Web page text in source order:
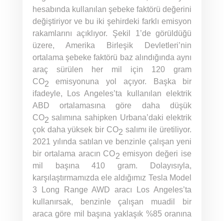
hesabında kullanılan şebeke faktörü değerini
değiştiriyor ve bu iki şehirdeki farklı emisyon
rakamlarını açıklıyor. Şekil 1’de görüldüğü
üzere, Amerika Birleşik Devletleri’nin
ortalama şebeke faktörü baz alındığında aynı
araç sürülen her mil için 120 gram
CO2
emisyonuna yol açıyor. Başka bir
ifadeyle, Los Angeles’ta kullanılan elektrik
ABD ortalamasına göre daha düşük
CO2 salımına sahipken Urbana’daki elektrik
çok daha yüksek bir CO2 salımı ile üretiliyor.
2021 yılında satılan ve benzinle çalışan yeni
bir ortalama aracın CO2 emisyon değeri ise
mil başına 410 gram. Dolayısıyla,
karşılaştırmamızda ele aldığımız Tesla Model
3 Long Range AWD aracı Los Angeles’ta
kullanırsak, benzinle çalışan muadil bir
araca göre mil başına yaklaşık %85 oranına